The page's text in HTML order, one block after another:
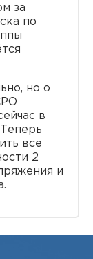
за
по
но о
в
все
2
и